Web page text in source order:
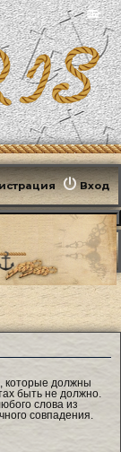
📻
Вход
которые должны
быть не должно.
слова из
совпадения.